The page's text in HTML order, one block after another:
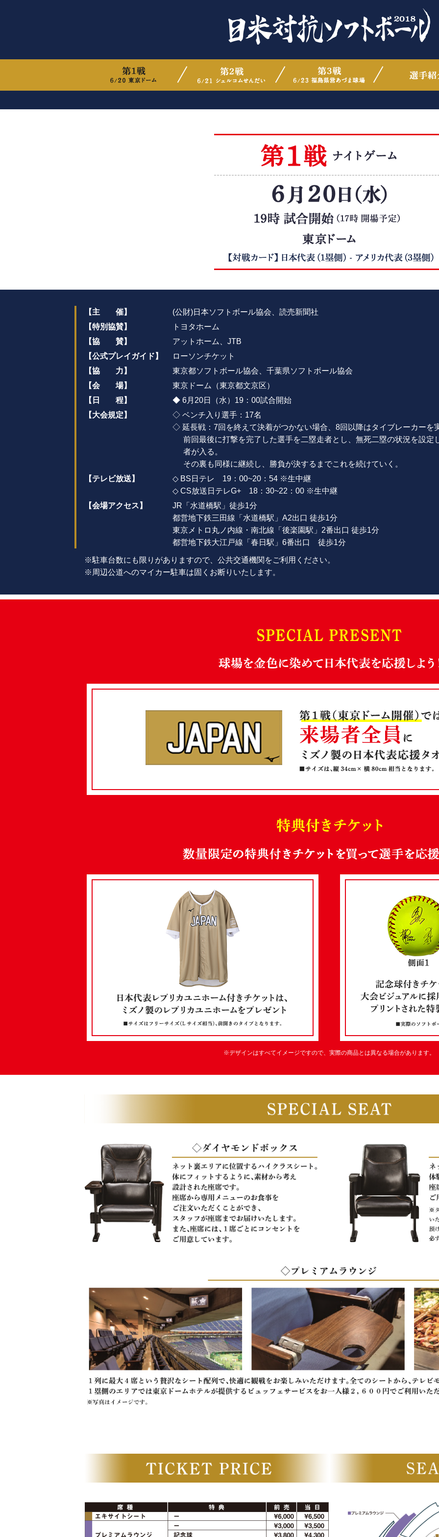
【主 催】
(公財)日本ソフトボール協会、読売新聞社
【特別協賛】
トヨタホーム
【協 賛】
アットホーム、JTB
【公式プレイガイド】
ローソンチケット
【協 力】
東京都ソフトボール協会、千葉県ソフトボール協会
【会 場】
東京ドーム（東京都文京区）
【日 程】
6月20日（水）19：00試合開始
【大会規定】
ベンチ入り選手：17名
延長戦：7回を終えて決着がつかない場合、8回以降はタイブレーカーを
前回最後に打撃を完了した選手を二塁走者とし、無死二塁の状況を設定
者が入る。
その裏も同様に継続し、勝負が決するまでこれを続けていく。
【テレビ放送】
BS日テレ 19：00~20：54 ※生中継
CS放送日テレG+ 18：30~22：00 ※生中継
【会場アクセス】
JR「水道橋駅」徒歩1分
都営地下鉄三田線「水道橋駅」A2出口 徒歩1分
東京メトロ丸ノ内線・南北線「後楽園駅」2番出口 徒歩1分
都営地下鉄大江戸線「春日駅」6番出口 徒歩1分
駐車台数にも限りがありますので、公共交通機関をご利用ください。
周辺公道へのマイカー駐車は固くお断りいたします。
※デザインはすべてイメージですので、 実際の商品とは異なる場合があります。